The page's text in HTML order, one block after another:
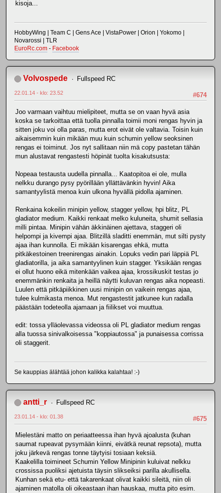
kisoja...
HobbyWing | Team C | Gens Ace | VistaPower | Orion | Yokomo |
Novarossi | TLR
EuroRc.com - Facebook
Volvospede Fullspeed RC
#674
22.01.14 - klo: 23.52
Joo varmaan vaihtuu mielipiteet, mutta se on vaan hyvä asia
koska se tarkoittaa että tuolla pinnalla toimii moni rengas hyvin ja
sitten joku voi olla paras, mutta erot eivät ole valtavia. Toisin kuin
aikaisemmin kuin mikään muu kuin schumin yellow seoksinen
rengas ei toiminut. Jos nyt sallitaan niin mä copy pastetan tähän
mun alustavat rengastesti höpinät tuolta kisakutsusta:
Nopeaa testausta uudella pinnalla... Kaatopitoa ei ole, mulla
nelkku durango pysy pyörillään yllättävänkin hyvin! Aika
samantyylistä menoa kuin ulkona hyvällä pidolla ajaminen.
Renkaina kokeilin minipin yellow, stagger yellow, hpi blitz, PL
gladiator medium. Kaikki renkaat melko kuluneita, shumit sellasia
milli pintaa. Minipin vähän äkkinäinen ajettava, staggeri oli
helpompi ja kivempi ajaa. Blitzillä sladitti enemmän, mut silti pysty
ajaa ihan kunnolla. Ei mikään kisarengas ehkä, mutta
pitkäkestoinen treenirengas ainakin. Lopuks vedin pari läppiä PL
gladiatorilla, ja aika samantyylinen kuin stagger. Yksikään rengas
ei ollut huono eikä mitenkään vaikea ajaa, krossikuskit testas jo
enemmänkin renkaita ja heillä näytti kuluvan rengas aika nopeasti.
Luulen että pitkäpiikkinen uusi minipin on vaikein rengas ajaa,
tulee kulmikasta menoa. Mut rengastestit jatkunee kun radalla
päästään todeteolla ajamaan ja fiilikset voi muuttua.
edit: tossa ylläolevassa videossa oli PL gladiator medium rengas
alla tuossa sinivalkoisessa "koppiautossa" ja punaisessa corrissa
oli staggerit.
Se kauppias älähtää johon kalikka kalahtaa! :-)
antti_r Fullspeed RC
#675
23.01.14 - klo: 01.38
Mielestäni matto on periaatteessa ihan hyvä ajoalusta (kuhan
saumat rupeavat pysymään kiinni, eivätkä reunat repsota), mutta
joku järkevä rengas tonne täytyisi tosiaan keksiä.
Kaakelilla toimineet Schumin Yellow Minipinin kuluivat nelkku
crossissa puoliksi ajetuista täysin slikseiksi parilla akullisella.
Kunhan sekä etu- että takarenkaat olivat kaikki sileitä, niin oli
ajaminen matolla oli oikeastaan ihan hauskaa, mutta pito esim.